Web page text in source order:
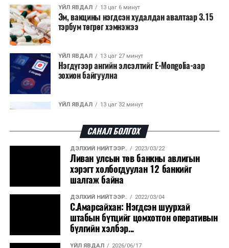
ҮЙЛ ЯВДАЛ 13 цаг 6 минут
Эм, вакцины нэгдсэн худалдан авалтаар 3.15
тэрбум төгрөг хэмнэжээ
ҮЙЛ ЯВДАЛ 13 цаг 27 минут
Нэгдүгээр ангийн элсэлтийг E-Mongolia-аар
зохион байгуулна
ҮЙЛ ЯВДАЛ 13 цаг 32 минут
талаас илүү хувь нь 13-аас...
ҮЙЛ ЯВДАЛ 13 цаг 36 минут
Засгийн газар энэ оныг дуустал санхүүгийн
хэмнэлтийн горимд шилжинэ
ХЭН ЮУ ХЭЛЭВ... 14 цаг 4 минут
Шатахууны импортын гаалийн албан татварыг
2027 оны хоёрдугаар сарын ...
САНАЛ БОЛГОХ
ДЭЛХИЙ НИЙТЭЭР.. 2023/03/22
Ливан улсын төв банкны авлигын
хэрэгт холбогдуулан 12 банкийг
шалгаж байна
ДЭЛХИЙ НИЙТЭЭР.. 2022/03/04
С.Амарсайхан: Нэгдсэн шуурхай
штабын бүтцийг цомхотгон оперативын
бүлгийн хэлбэр...
ҮЙЛ ЯВДАЛ 2026/06/17